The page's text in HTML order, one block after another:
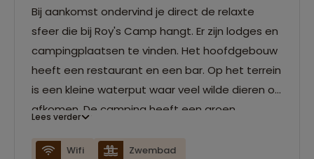
Bij aankomst ondervind je direct de relaxte
sfeer die bij Roy's Camp hangt. Er zijn lodges en
campingplaatsen te vinden. Het hoofdgebouw
heeft een restaurant en een bar. Op het terrein
is een kleine waterput waar veel wilde dieren op
afkomen. De camping heeft een groen
eigen braaifaciliteiten en een sanitairgebouw
Lees verder
Wifi Zwembad